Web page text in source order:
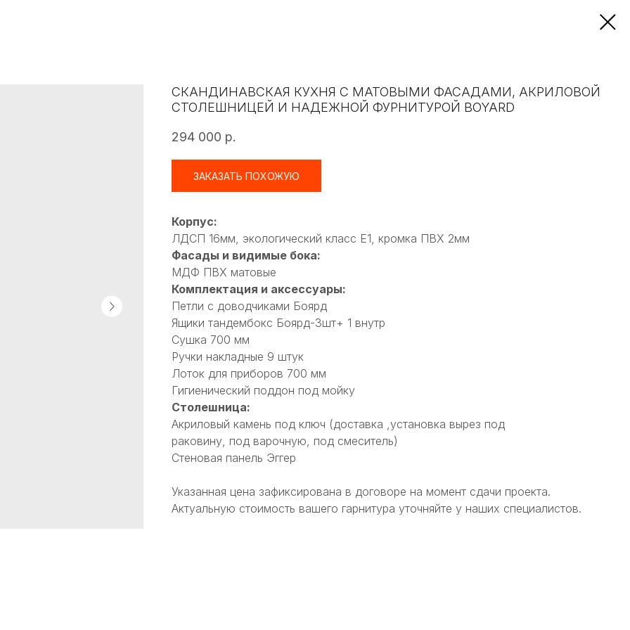
СКАНДИНАВСКАЯ КУХНЯ С МАТОВЫМИ ФАСАДАМИ, АКРИЛОВОЙ
СТОЛЕШНИЦЕЙ И НАДЕЖНОЙ ФУРНИТУРОЙ BOYARD
294 000 р.
ЗАКАЗАТЬ ПОХОЖУЮ
Корпус:
ЛДСП 16мм, экологический класс Е1, кромка ПВХ 2мм
Фасады и видимые бока:
МДФ ПВХ матовые
Комплектация и аксессуары:
Петли с доводчиками Боярд
Ящики тандембокс Боярд-3шт+ 1 внутр
Сушка 700 мм
Ручки накладные 9 штук
Лоток для приборов 700 мм
Гигиенический поддон под мойку
Столешница:
Акриловый камень под ключ (доставка ,установка вырез под
раковину, под варочную, под смеситель)
Стеновая панель Эггер
Указанная цена зафиксирована в договоре на момент сдачи проекта.
Актуальную стоимость вашего гарнитура уточняйте у наших специалистов.